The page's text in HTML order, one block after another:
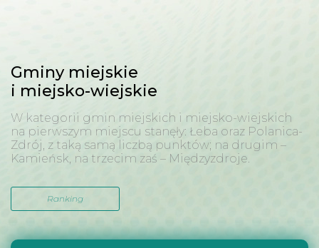
Gminy miejskie
i miejsko-wiejskie
W kategorii gmin miejskich i miejsko-wiejskich
na pierwszym miejscu stanęły: Łeba oraz Polanica-
Zdrój, z taką samą liczbą punktów; na drugim –
Kamieńsk, na trzecim zaś – Międzyzdroje.
Ranking